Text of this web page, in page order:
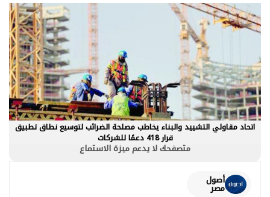
اتحاد مقاولي التشييد والبناء يخاطب مصلحة الضرائب لتوسيع نطاق تطبيق
قرار 418 دعمًا للشركات
متصفحك لا يدعم ميزة الاستماع
أصول
مصر